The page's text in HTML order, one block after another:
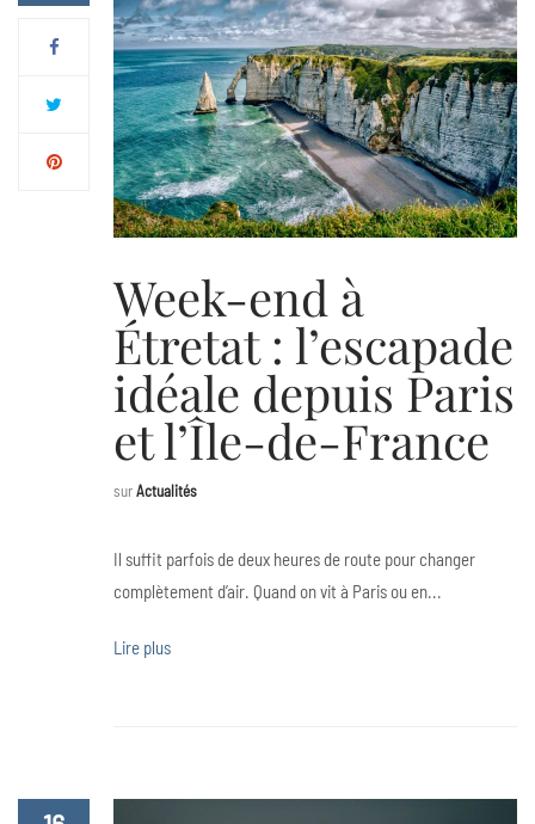
Week-end à
Étretat : l’escapade
idéale depuis Paris
et l’Île-de-France
surActualités
Il suffit parfois de deux heures de route pour changer
complètement d’air. Quand on vit à Paris ou en...
Lire plus